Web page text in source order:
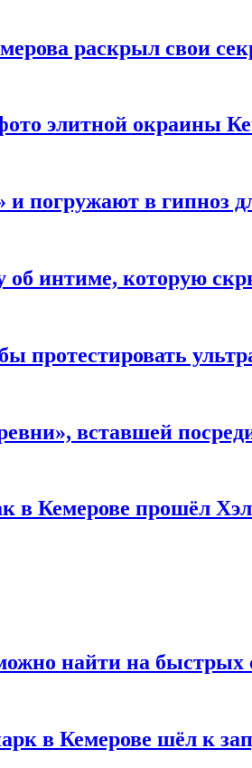
раскрыл свои
элитной окраины
погружают в гипноз
об интиме, которую
протестировать
вставшей
в Кемерове прошёл
найти на быстрых
в Кемерове шёл к